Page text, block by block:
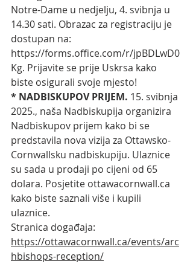
Notre-Dame u nedjelju, 4. svibnja u
14.30 sati. Obrazac za registraciju je
dostupan na:
https://forms.office.com/r/jpBDLwD0
Kg. Prijavite se prije Uskrsa kako
biste osigurali svoje mjesto!
* NADBISKUPOV PRIJEM. 15. svibnja
2025., naša Nadbiskupija organizira
Nadbiskupov prijem kako bi se
predstavila nova vizija za Ottawsko-
Cornwallsku nadbiskupiju. Ulaznice
su sada u prodaji po cijeni od 65
dolara. Posjetite ottawacornwall.ca
kako biste saznali više i kupili
ulaznice.
Stranica događaja:
https://ottawacornwall.ca/events/arc
hbishops-reception/